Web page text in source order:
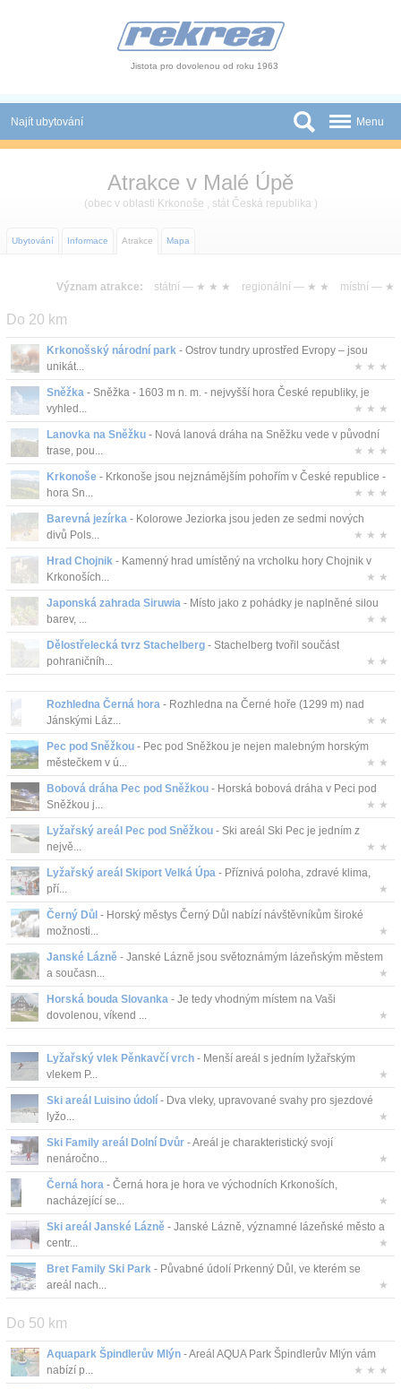
Jistota pro dovolenou od roku 1963
Najít ubytování
Slevy a Last Minute
Autobusové zájezdy
Atrakce
O nás
Kontakt
Menu
Atrakce v Malé Úpě
(obec v oblasti Krkonoše , stát Česká republika )
Ubytování Informace Atrakce Mapa
Význam atrakce: státní — ★ ★ ★ regionální — ★ ★ místní — ★
Do 20 km
Krkonošský národní park - Ostrov tundry uprostřed Evropy – jsou
unikát...
★ ★ ★
Sněžka - Sněžka - 1603 m n. m. - nejvyšší hora České republiky, je
vyhled...
★ ★ ★
Lanovka na Sněžku - Nová lanová dráha na Sněžku vede v původní
trase, pou...
★ ★ ★
Krkonoše - Krkonoše jsou nejznámějším pohořím v České republice -
hora Sn...
★ ★ ★
Barevná jezírka - Kolorowe Jeziorka jsou jeden ze sedmi nových
divů Pols...
★ ★ ★
Hrad Chojnik - Kamenný hrad umístěný na vrcholku hory Chojnik v
Krkonoších...
★ ★
Japonská zahrada Siruwia - Místo jako z pohádky je naplněné silou
barev, ...
★ ★
Dělostřelecká tvrz Stachelberg - Stachelberg tvořil součást
pohraničníh...
★ ★
Rozhledna Černá hora - Rozhledna na Černé hoře (1299 m) nad
Jánskými Láz...
★ ★
Pec pod Sněžkou - Pec pod Sněžkou je nejen malebným horským
městečkem v ú...
★ ★
Bobová dráha Pec pod Sněžkou - Horská bobová dráha v Peci pod
Sněžkou j...
★ ★
Lyžařský areál Pec pod Sněžkou - Ski areál Ski Pec je jedním z
nejvě...
★ ★
Lyžařský areál Skiport Velká Úpa - Příznivá poloha, zdravé klima,
pří...
★
Černý Důl - Horský městys Černý Důl nabízí návštěvníkům široké
možnosti...
★
Janské Lázně - Janské Lázně jsou světoznámým lázeňským městem
a současn...
★
Horská bouda Slovanka - Je tedy vhodným místem na Vaši
dovolenou, víkend ...
★
Lyžařský vlek Pěnkavčí vrch - Menší areál s jedním lyžařským
vlekem P...
★
Ski areál Luisino údolí - Dva vleky, upravované svahy pro sjezdové
lyžo...
★
Ski Family areál Dolní Dvůr - Areál je charakteristický svojí
nenáročno...
★
Černá hora - Černá hora je hora ve východních Krkonoších,
nacházející se...
★
Ski areál Janské Lázně - Janské Lázně, významné lázeňské město a
centr...
★
Bret Family Ski Park - Půvabné údolí Prkenný Důl, ve kterém se
areál nach...
★
Do 50 km
Aquapark Špindlerův Mlýn - Areál AQUA Park Špindlerův Mlýn vám
nabízí p...
★ ★ ★